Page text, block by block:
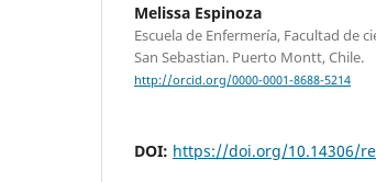
Melissa Espinoza
Escuela de Enfermería, Facultad de
San Sebastian. Puerto Montt, Chile.
http://orcid.org/0000-0001-8688-5214
DOI: https://doi.org/10.14306/